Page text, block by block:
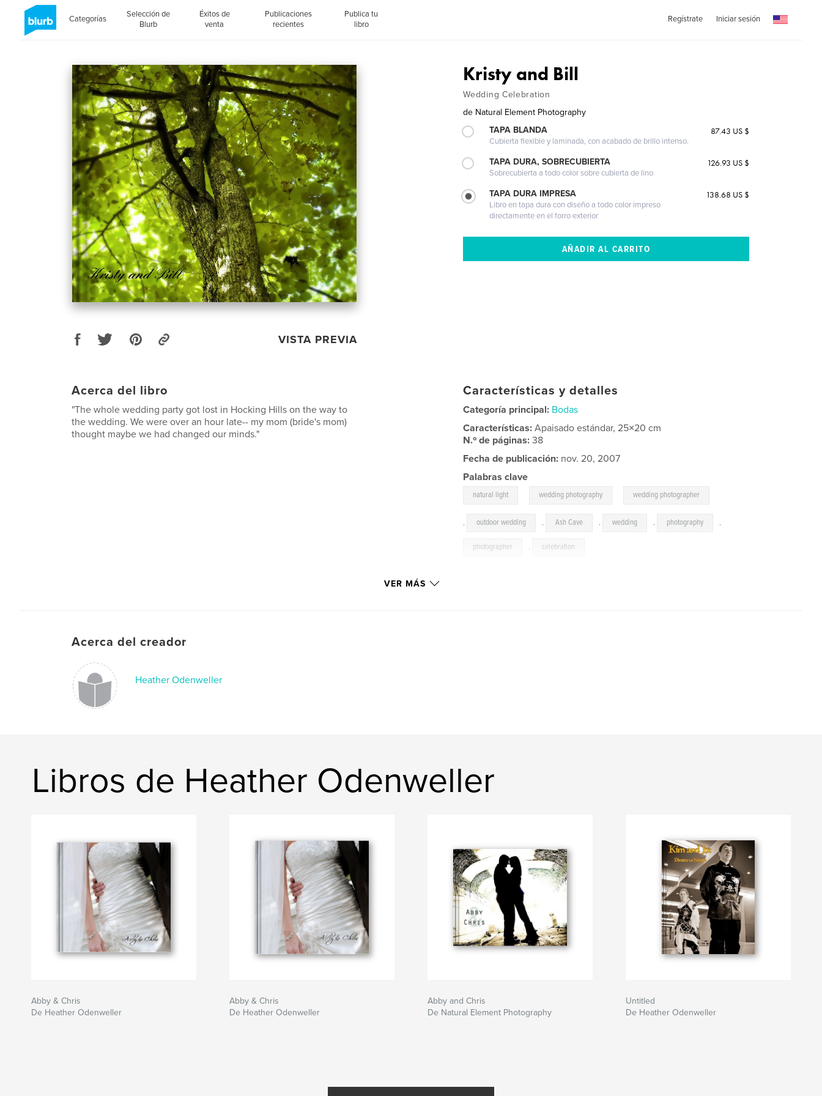
Categorías
Selección de
Blurb
Éxitos de
venta
Publicaciones
recientes
Publica tu
libro
Regístrate Iniciar sesión
VISTA PREVIA
Kristy and Bill
Wedding Celebration
de Natural Element Photography
TAPA BLANDA
Cubierta flexible y laminada, con acabado de brillo intenso.
87.43 US $
TAPA DURA, SOBRECUBIERTA
Sobrecubierta a todo color sobre cubierta de lino
126.93 US $
TAPA DURA IMPRESA
Libro en tapa dura con diseño a todo color impreso
directamente en el forro exterior
138.68 US $
Acerca del libro
"The whole wedding party got lost in Hocking Hills on the way to
the wedding. We were over an hour late-- my mom (bride's mom)
thought maybe we had changed our minds."
Características y detalles
Categoría principal: Bodas
Características:Apaisado estándar, 25×20 cm
N.º de páginas:38
Fecha de publicación: nov. 20, 2007
Palabras clave
natural light wedding photography wedding photographer
, outdoor wedding , Ash Cave , wedding , photography ,
photographer , celebration
VER MÁS
Acerca del creador
Heather Odenweller
Libros de Heather Odenweller
Abby & Chris
De Heather Odenweller
Abby & Chris
De Heather Odenweller
Abby and Chris
De Natural Element Photography
Untitled
De Heather Odenweller